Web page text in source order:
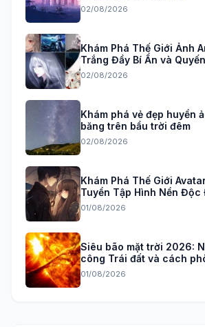
02/08/2026
Khám Phá Thế Giới Ảnh
Trắng Đầy Bí Ẩn và
02/08/2026
Khám phá vẻ đẹp huyền
băng trên bầu trời đêm
02/08/2026
Khám Phá Thế Giới
Tuyển Tập Hình Nền Độc
2026
01/08/2026
Siêu bão mặt trời 2026:
công Trái đất và cách
01/08/2026